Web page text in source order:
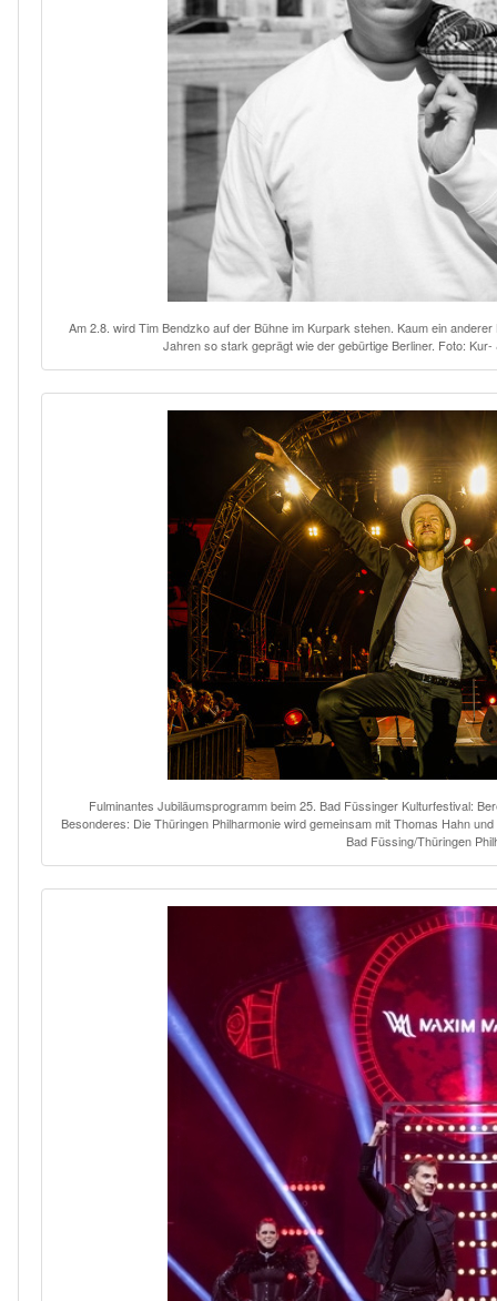
Am 2.8. wird Tim Bendzko auf der Bühne im Kurpark stehen. Kaum ein
Jahren so stark geprägt wie der gebürtige Berliner. Foto:
Fulminantes Jubiläumsprogramm beim 25. Bad Füssinger Kulturfestival:
Besonderes: Die Thüringen Philharmonie wird gemeinsam mit Thomas Hahn
Bad Füssing/Thüringen